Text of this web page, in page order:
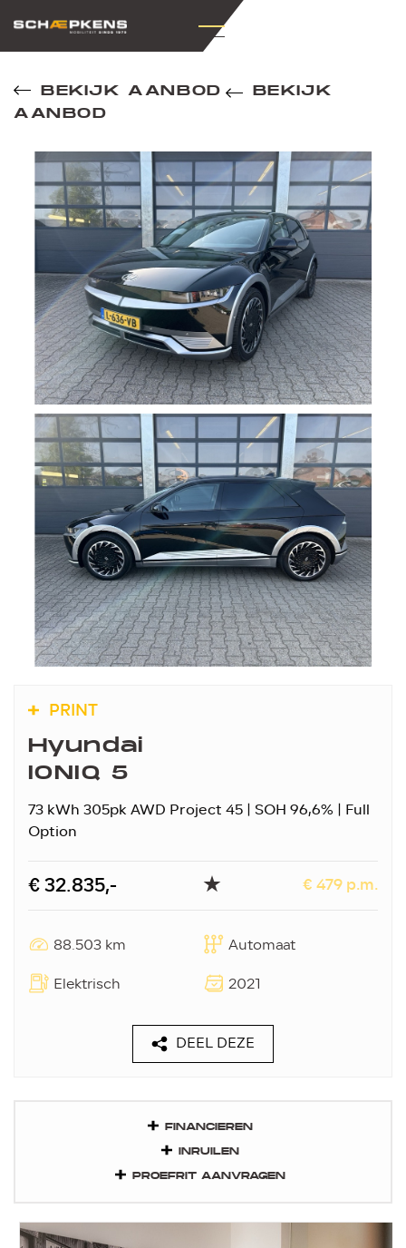
BEKIJK AANBOD
BEKIJK
AANBOD
PRINT
Hyundai
IONIQ 5
73 kWh 305pk AWD Project 45 | SOH 96,6% | Full
Option
€ 32.835,- € 479 p.m.
88.503 km
Automaat
Elektrisch
2021
DEEL DEZE
FINANCIEREN
INRUILEN
PROEFRIT AANVRAGEN